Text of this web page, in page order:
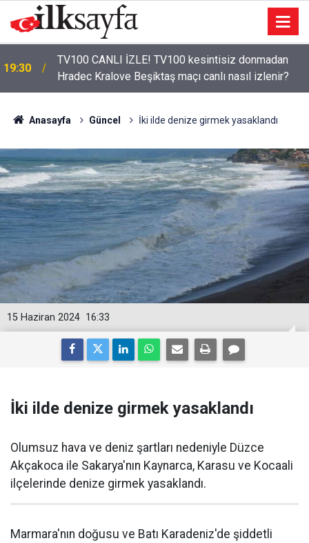
19:30
TV100 CANLI İZLE! TV100 kesintisiz donmadan
Hradec Kralove Beşiktaş maçı canlı nasıl izlenir?
Anasayfa Güncel İki ilde denize girmek yasaklandı
16:33
15 Haziran 2024
İki ilde denize girmek yasaklandı
Olumsuz hava ve deniz şartları nedeniyle Düzce
Akçakoca ile Sakarya'nın Kaynarca, Karasu ve Kocaali
ilçelerinde denize girmek yasaklandı.
Marmara'nın doğusu ve Batı Karadeniz'de şiddetli